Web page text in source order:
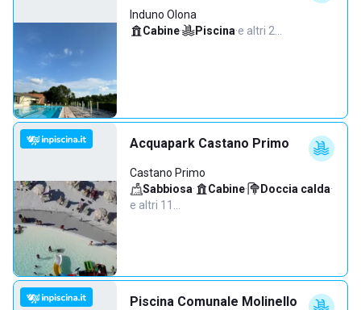
Induno Olona
Cabine· Piscina·e altri 2…
Acquapark Castano Primo
Castano Primo
Sabbiosa· Cabine· Doccia calda·
e altri 11…
Piscina Comunale Molinello